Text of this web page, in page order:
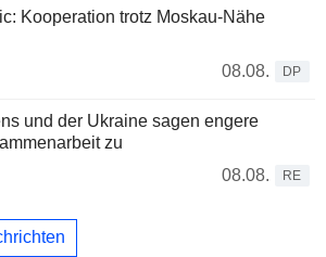
Kooperation trotz Moskau-Nähe
08.08.
DP
und der Ukraine sagen engere
zu
08.08.
RE